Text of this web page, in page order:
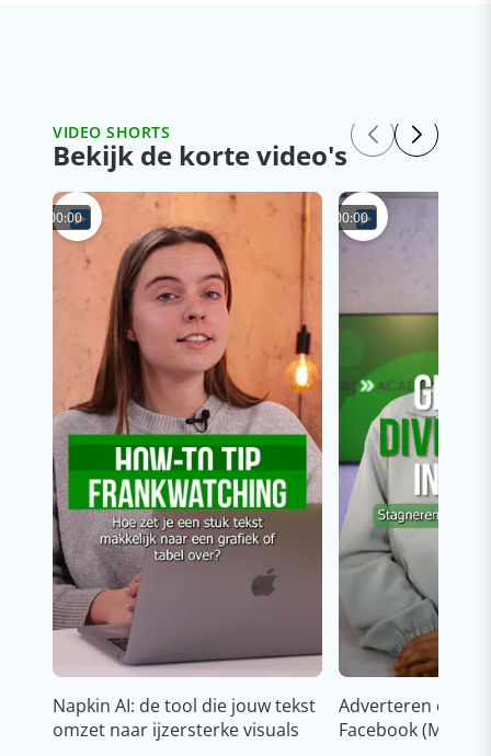
VIDEO SHORTS
Bekijk de korte video's
00:00
Napkin AI: de tool die jouw tekst
omzet naar ijzersterke visuals
00:00
Adverteren op
Facebook (Meta)